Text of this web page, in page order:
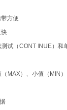
方便
快
试（CONT INUE）和
MAX）、小值（MIN）